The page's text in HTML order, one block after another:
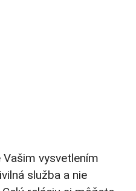
Vašim vysvetlením
služba a nie